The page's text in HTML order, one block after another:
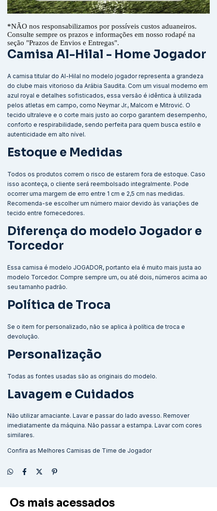
*NÃO nos responsabilizamos por possíveis custos aduaneiros.
Consulte sempre os prazos e informações em nosso rodapé na
seção "Prazos de Envios e Entregas".
Camisa Al-Hilal - Home Jogador
A camisa titular do Al-Hilal no modelo jogador representa a grandeza
do clube mais vitorioso da Arábia Saudita. Com um visual moderno em
azul royal e detalhes sofisticados, essa versão é idêntica à utilizada
pelos atletas em campo, como Neymar Jr., Malcom e Mitrović. O
tecido ultraleve e o corte mais justo ao corpo garantem desempenho,
conforto e respirabilidade, sendo perfeita para quem busca estilo e
autenticidade em alto nível.
Estoque e Medidas
Todos os produtos correm o risco de estarem fora de estoque. Caso
isso aconteça, o cliente será reembolsado integralmente. Pode
ocorrer uma margem de erro entre 1 cm e 2,5 cm nas medidas.
Recomenda-se escolher um número maior devido às variações de
tecido entre fornecedores.
Diferença do modelo Jogador e
Torcedor
Essa camisa é modelo JOGADOR, portanto ela é muito mais justa ao
modelo Torcedor. Compre sempre um, ou até dois, números acima ao
seu tamanho padrão.
Política de Troca
Se o item for personalizado, não se aplica à política de troca e
devolução.
Personalização
Todas as fontes usadas são as originais do modelo.
Lavagem e Cuidados
Não utilizar amaciante. Lavar e passar do lado avesso. Remover
imediatamente da máquina. Não passar a estampa. Lavar com cores
similares.
Confira as Melhores Camisas de Time de Jogador
Os mais acessados